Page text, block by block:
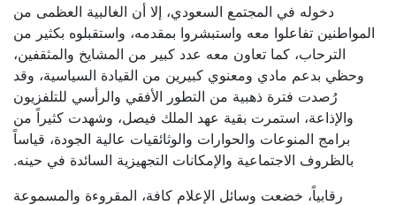
دخوله في المجتمع السعودي، إلا أن الغالبية العظمى من
المواطنين تفاعلوا معه واستبشروا بمقدمه، واستقبلوه بكثير من
الترحاب، كما تعاون معه عدد كبير من المشايخ والمثقفين،
وحظي بدعم مادي ومعنوي كبيرين من القيادة السياسية، وقد
رُصدت فترة ذهبية من التطور الأفقي والرأسي للتلفزيون
والإذاعة، استمرت بقية عهد الملك فيصل، وشهدت كثيراً من
برامج المنوعات والحوارات والوثائقيات عالية الجودة، قياساً
بالظروف الاجتماعية والإمكانات التجهيزية السائدة في حينه.
رقابياً، خضعت وسائل الإعلام كافة، المقروءة والمسموعة